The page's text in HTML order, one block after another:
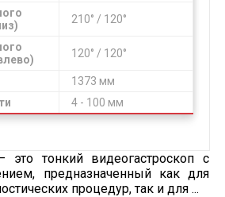
210° / 120°
120° / 120°
1373 мм
4 - 100 мм
это тонкий видеогастроскоп с
предназначенный как для
процедур, так и для ...